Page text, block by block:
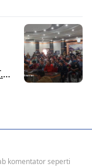
komentator seperti